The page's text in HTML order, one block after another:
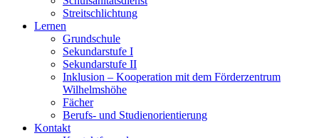
Streitschlichtung
Lernen
Grundschule
Sekundarstufe I
Sekundarstufe II
Inklusion – Kooperation mit dem Förderzentrum
Wilhelmshöhe
Fächer
Berufs- und Studienorientierung
Kontakt